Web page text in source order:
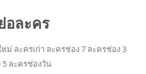
อละคร
ละครเก่า ละครช่อง 7 ละครช่อง 3
5 ละครช่องวัน